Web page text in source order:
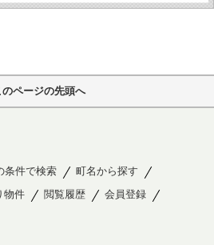
のページの先頭へ
条件で検索
町名から探す
物件 閲覧履歴
会員登録